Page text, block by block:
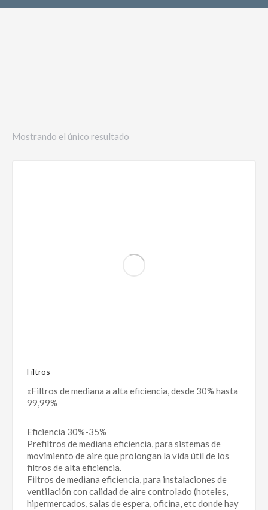
Mostrando el único resultado
Filtros
«Filtros de mediana a alta eficiencia, desde 30% hasta
99,99%
Eficiencia 30%-35%
Prefiltros de mediana eficiencia, para sistemas de
movimiento de aire que prolongan la vida útil de los
filtros de alta eficiencia.
Filtros de mediana eficiencia, para instalaciones de
ventilación con calidad de aire controlado (hoteles,
hipermercados, salas de espera, oficina, etc donde hay